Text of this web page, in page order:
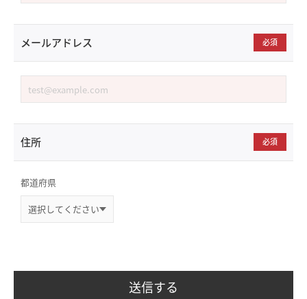
メールアドレス 必須
住所 必須
都道府県